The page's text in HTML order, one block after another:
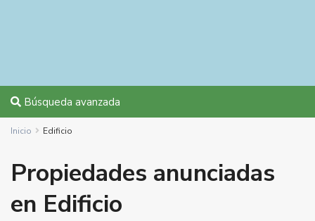
Búsqueda avanzada
Inicio Edificio
Propiedades anunciadas
en Edificio